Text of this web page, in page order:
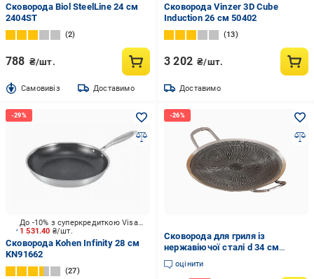
Сковорода Biol SteelLine 24 см
2404ST
2
788 ₴/шт.
Cамовивіз Доставимо
Сковорода Vinzer 3D Cube
Induction 26 см 50402
13
3 202 ₴/шт.
Доставимо
1 531.40 ₴/шт.
До -10% з суперкредиткою Visa Вигода
Сковорода Kohen Infinity 28 см
KN91662
27
Сковорода для гриля із
нержавіючої сталі d 34 см
(Q00721)
оцінити